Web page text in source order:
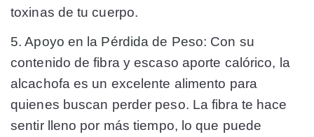
toxinas de tu cuerpo.
5. Apoyo en la Pérdida de Peso: Con su
contenido de fibra y escaso aporte calórico, la
alcachofa es un excelente alimento para
quienes buscan perder peso. La fibra te hace
sentir lleno por más tiempo, lo que puede